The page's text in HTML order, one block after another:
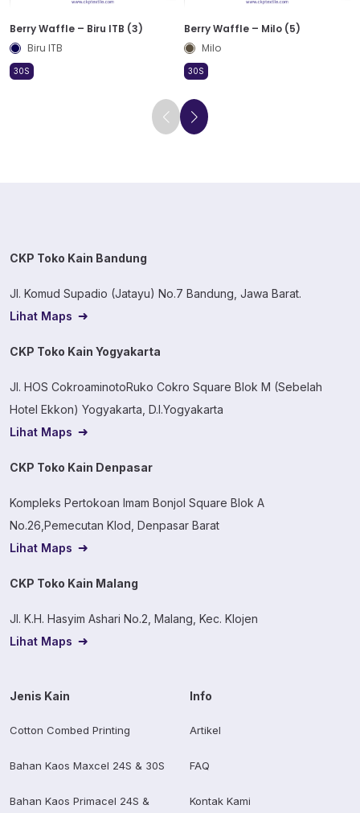
Berry Waffle – Biru ITB (3)
Biru ITB
30S
Berry Waffle – Milo (5)
Milo
30S
CKP Toko Kain Bandung
Jl. Komud Supadio (Jatayu) No.7 Bandung, Jawa Barat.
Lihat Maps
CKP Toko Kain Yogyakarta
Jl. HOS CokroaminotoRuko Cokro Square Blok M (Sebelah
Hotel Ekkon) Yogyakarta, D.I.Yogyakarta
Lihat Maps
CKP Toko Kain Denpasar
Kompleks Pertokoan Imam Bonjol Square Blok A
No.26,Pemecutan Klod, Denpasar Barat
Lihat Maps
CKP Toko Kain Malang
Jl. K.H. Hasyim Ashari No.2, Malang, Kec. Klojen
Lihat Maps
Jenis Kain
Cotton Combed Printing
Bahan Kaos Maxcel 24S & 30S
Bahan Kaos Primacel 24S &
Info
Artikel
FAQ
Kontak Kami